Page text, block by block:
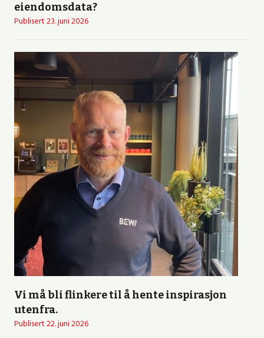
eiendomsdata?
Publisert23. juni 2026
Vi må bli flinkere til å hente inspirasjon
utenfra.
Publisert22. juni 2026